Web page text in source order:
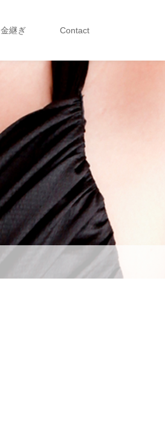
金継ぎ Contact